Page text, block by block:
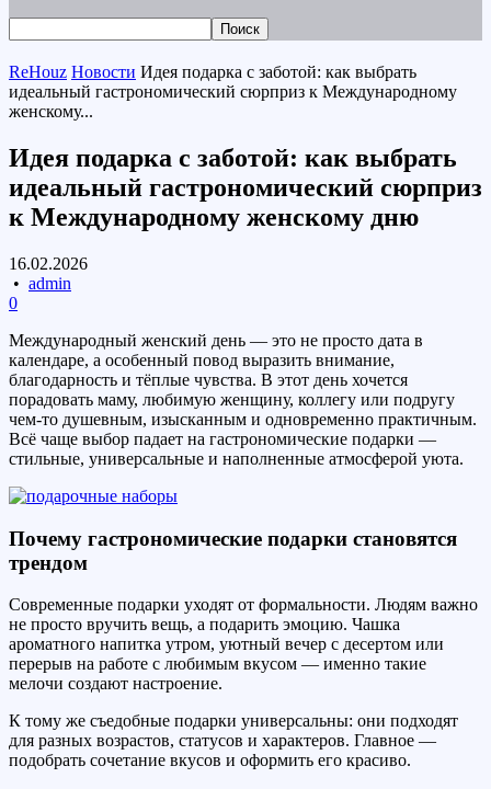
ReHouz Новости Идея подарка с заботой: как выбрать
идеальный гастрономический сюрприз к Международному
женскому...
Идея подарка с заботой: как выбрать
идеальный гастрономический сюрприз
к Международному женскому дню
16.02.2026
• admin
0
Международный женский день — это не просто дата в
календаре, а особенный повод выразить внимание,
благодарность и тёплые чувства. В этот день хочется
порадовать маму, любимую женщину, коллегу или подругу
чем-то душевным, изысканным и одновременно практичным.
Всё чаще выбор падает на гастрономические подарки —
стильные, универсальные и наполненные атмосферой уюта.
Почему гастрономические подарки становятся
трендом
Современные подарки уходят от формальности. Людям важно
не просто вручить вещь, а подарить эмоцию. Чашка
ароматного напитка утром, уютный вечер с десертом или
перерыв на работе с любимым вкусом — именно такие
мелочи создают настроение.
К тому же съедобные подарки универсальны: они подходят
для разных возрастов, статусов и характеров. Главное —
подобрать сочетание вкусов и оформить его красиво.